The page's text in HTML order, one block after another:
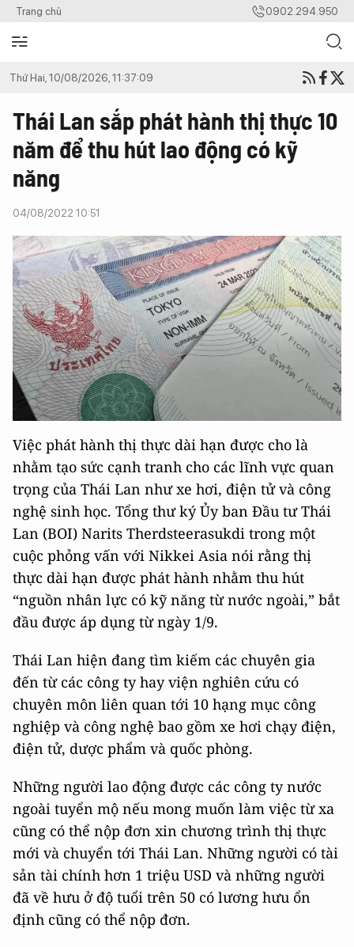
Trang chủ 0902.294.950
Thứ Hai, 10/08/2026, 11:37:09
Thái Lan sắp phát hành thị thực 10
năm để thu hút lao động có kỹ
năng
04/08/2022 10:51
Việc phát hành thị thực dài hạn được cho là
nhằm tạo sức cạnh tranh cho các lĩnh vực quan
trọng của Thái Lan như xe hơi, điện tử và công
nghệ sinh học. Tổng thư ký Ủy ban Đầu tư Thái
Lan (BOI) Narits Therdsteerasukdi trong một
cuộc phỏng vấn với Nikkei Asia nói rằng thị
thực dài hạn được phát hành nhằm thu hút
“nguồn nhân lực có kỹ năng từ nước ngoài,” bắt
đầu được áp dụng từ ngày 1/9.
Thái Lan hiện đang tìm kiếm các chuyên gia
đến từ các công ty hay viện nghiên cứu có
chuyên môn liên quan tới 10 hạng mục công
nghiệp và công nghệ bao gồm xe hơi chạy điện,
điện tử, dược phẩm và quốc phòng.
Những người lao động được các công ty nước
ngoài tuyển mộ nếu mong muốn làm việc từ xa
cũng có thể nộp đơn xin chương trình thị thực
mới và chuyển tới Thái Lan. Những người có tài
sản tài chính hơn 1 triệu USD và những người
đã về hưu ở độ tuổi trên 50 có lương hưu ổn
định cũng có thể nộp đơn.